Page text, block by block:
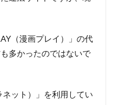
（漫画プレイ）」の代
多かったのではないで
ット）」を利用してい